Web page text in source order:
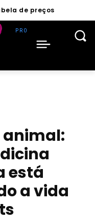
de preços
animal:
está
a vida